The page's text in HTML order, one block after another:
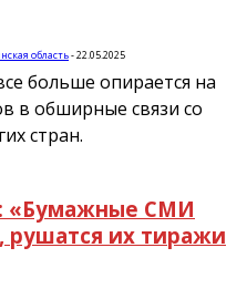
область-22.05.2025
больше опирается на
в обширные связи со
стран.
«Бумажные СМИ
рушатся их тиражи